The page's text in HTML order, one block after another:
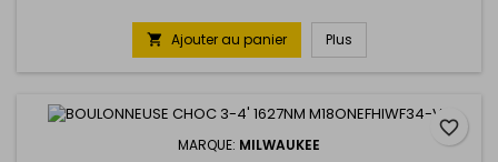
 Ajouter au panier Plus
MARQUE: MILWAUKEE
favorite_border